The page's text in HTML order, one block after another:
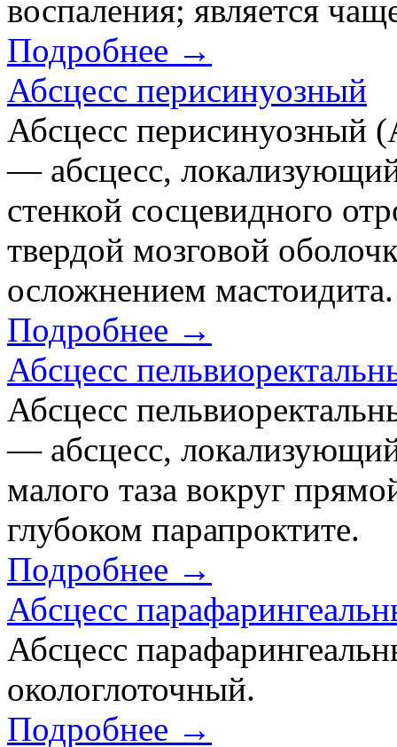
воспаления; является
Подробнее →
Абсцесс перисинуозный
Абсцесс перисинуозный
— абсцесс,
стенкой сосцевидного
твердой мозговой
осложнением мастоидита.
Подробнее →
Абсцесс
Абсцесс
— абсцесс,
малого таза вокруг
глубоком парапроктите.
Подробнее →
Абсцесс
Абсцесс
окологлоточный.
Подробнее →